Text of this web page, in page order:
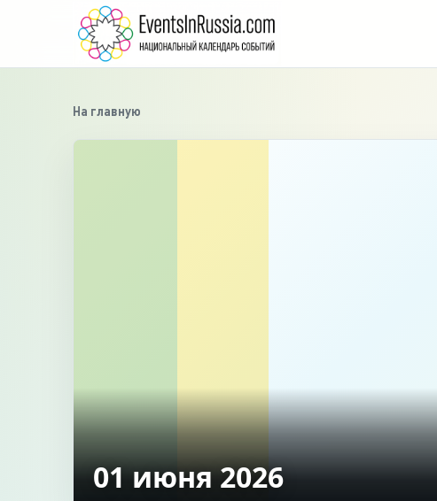
На главную
01 июня 2026